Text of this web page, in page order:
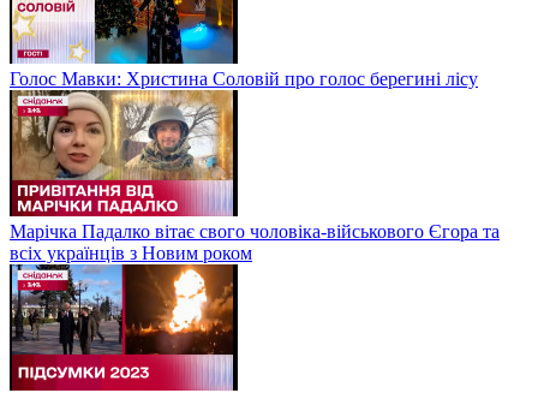
Голос Мавки: Христина Соловій про голос берегині лісу
Марічка Падалко вітає свого чоловіка-військового Єгора та
всіх українців з Новим роком